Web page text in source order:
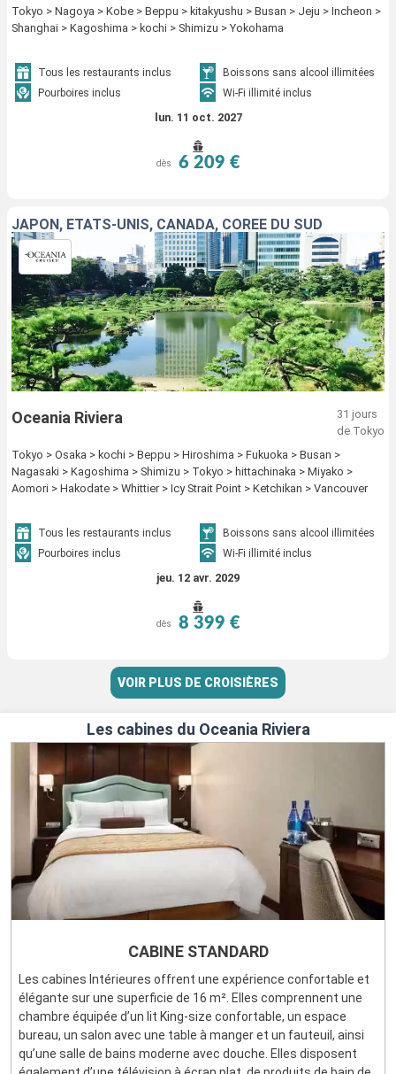
Tokyo > Nagoya > Kobe > Beppu > kitakyushu > Busan > Jeju > Incheon >
Shanghai > Kagoshima > kochi > Shimizu > Yokohama
Tous les restaurants inclus
Boissons sans alcool illimitées
Pourboires inclus
Wi-Fi illimité inclus
lun. 11 oct. 2027
dès 6 209 €
JAPON, ÉTATS-UNIS, CANADA, CORÉE DU SUD
Oceania Riviera
31 jours
de Tokyo
Tokyo > Osaka > kochi > Beppu > Hiroshima > Fukuoka > Busan >
Nagasaki > Kagoshima > Shimizu > Tokyo > hittachinaka > Miyako >
Aomori > Hakodate > Whittier > Icy Strait Point > Ketchikan > Vancouver
Tous les restaurants inclus
Boissons sans alcool illimitées
Pourboires inclus
Wi-Fi illimité inclus
jeu. 12 avr. 2029
dès 8 399 €
VOIR PLUS DE CROISIÈRES
Les cabines du Oceania Riviera
CABINE STANDARD
Les cabines Intérieures offrent une expérience confortable et
élégante sur une superficie de 16 m². Elles comprennent une
chambre équipée d’un lit King-size confortable, un espace
bureau, un salon avec une table à manger et un fauteuil, ainsi
qu’une salle de bains moderne avec douche. Elles disposent